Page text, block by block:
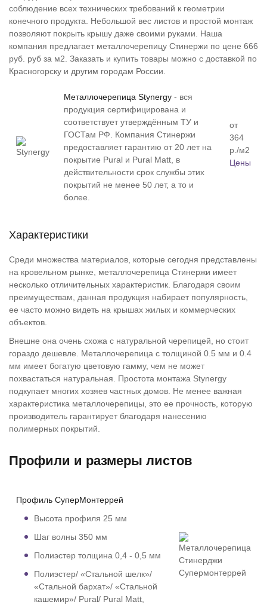
соблюдение всех технических требований к геометрии
конечного продукта. Небольшой вес листов и простой монтаж
позволяют покрыть крышу даже своими руками. Наша
компания предлагает металлочерепицу Стинержи по цене 666
руб. руб за м2. Заказать и купить товары можно с доставкой по
Красногорску и другим городам России.
Металлочерепица Stynergy - вся
продукция сертифицирована и
соответствует утверждённым ТУ и
ГОСТам РФ. Компания Стинержи
предоставляет гарантию от 20 лет на
покрытие Pural и Pural Matt, в
действительности срок службы этих
покрытий не менее 50 лет, а то и
более.
от
364
р./м2
Цены
Характеристики
Среди множества материалов, которые сегодня представлены
на кровельном рынке, металлочерепица Стинержи имеет
несколько отличительных характеристик. Благодаря своим
преимуществам, данная продукция набирает популярность,
ее часто можно видеть на крышах жилых и коммерческих
объектов.
Внешне она очень схожа с натуральной черепицей, но стоит
гораздо дешевле. Металлочерепица с толщиной 0.5 мм и 0.4
мм имеет богатую цветовую гамму, чем не может
похвастаться натуральная. Простота монтажа Stynergy
подкупает многих хозяев частных домов. Не менее важная
характеристика металлочерепицы, это ее прочность, которую
производитель гарантирует благодаря нанесению
полимерных покрытий.
Профили и размеры листов
Профиль СуперМонтеррей
Высота профиля 25 мм
Шаг волны 350 мм
Полиэстер толщина 0,4 - 0,5 мм
Полиэстер/ «Стальной шелк»/
«Стальной бархат»/ «Стальной
кашемир»/ Pural/ Pural Matt,